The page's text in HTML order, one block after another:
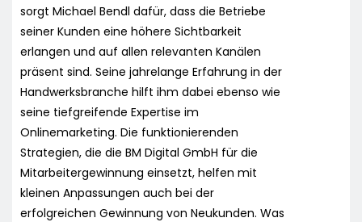
sorgt Michael Bendl dafür, dass die Betriebe
seiner Kunden eine höhere Sichtbarkeit
erlangen und auf allen relevanten Kanälen
präsent sind. Seine jahrelange Erfahrung in der
Handwerksbranche hilft ihm dabei ebenso wie
seine tiefgreifende Expertise im
Onlinemarketing. Die funktionierenden
Strategien, die die BM Digital GmbH für die
Mitarbeitergewinnung einsetzt, helfen mit
kleinen Anpassungen auch bei der
erfolgreichen Gewinnung von Neukunden. Was